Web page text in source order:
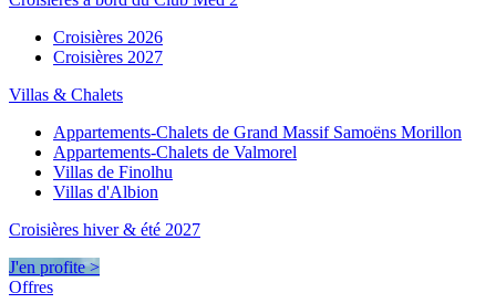
Croisières 2026
Croisières 2027
Villas & Chalets
Appartements-Chalets de Grand Massif Samoëns Morillon
Appartements-Chalets de Valmorel
Villas de Finolhu
Villas d'Albion
Croisières hiver & été 2027
J'en profite >
Offres